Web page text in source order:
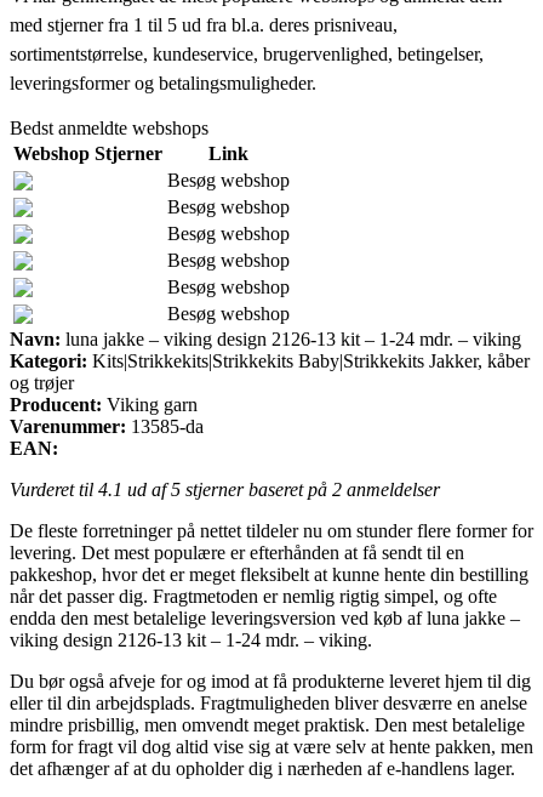
med stjerner fra 1 til 5 ud fra bl.a. deres prisniveau,
sortimentstørrelse, kundeservice, brugervenlighed, betingelser,
leveringsformer og betalingsmuligheder.
Bedst anmeldte webshops
Webshop Stjerner
Link
Besøg webshop
Besøg webshop
Besøg webshop
Besøg webshop
Besøg webshop
Besøg webshop
Navn: luna jakke – viking design 2126-13 kit – 1-24 mdr. – viking
Kategori: Kits|Strikkekits|Strikkekits Baby|Strikkekits Jakker, kåber
og trøjer
Producent: Viking garn
Varenummer: 13585-da
EAN:
Vurderet til 4.1 ud af 5 stjerner baseret på 2 anmeldelser
De fleste forretninger på nettet tildeler nu om stunder flere former for
levering. Det mest populære er efterhånden at få sendt til en
pakkeshop, hvor det er meget fleksibelt at kunne hente din bestilling
når det passer dig. Fragtmetoden er nemlig rigtig simpel, og ofte
endda den mest betalelige leveringsversion ved køb af luna jakke –
viking design 2126-13 kit – 1-24 mdr. – viking.
Du bør også afveje for og imod at få produkterne leveret hjem til dig
eller til din arbejdsplads. Fragtmuligheden bliver desværre en anelse
mindre prisbillig, men omvendt meget praktisk. Den mest betalelige
form for fragt vil dog altid vise sig at være selv at hente pakken, men
det afhænger af at du opholder dig i nærheden af e-handlens lager.